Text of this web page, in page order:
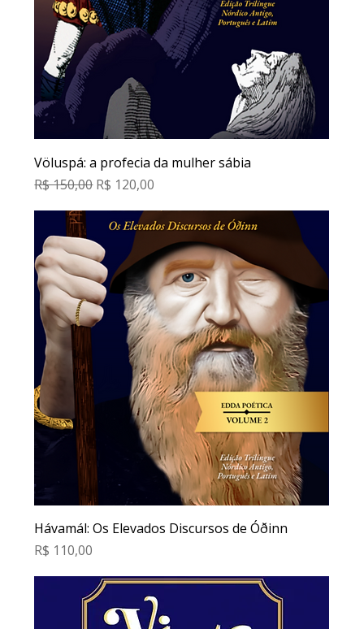
Völuspá: a profecia da mulher sábia
Preço normal
R$ 150,00 Preço promocional
R$ 120,00
Hávamál: Os Elevados Discursos de Óðinn
Preço
R$ 110,00